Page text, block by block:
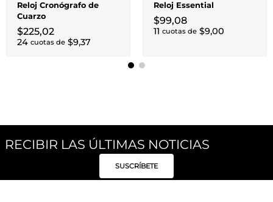
Reloj Cronógrafo de
Cuarzo
$225,02
24 cuotas de $9,37
Reloj Essential
$99,08
11 cuotas de $9,00
RECIBIR LAS ÚLTIMAS NOTICIAS
SUSCRÍBETE